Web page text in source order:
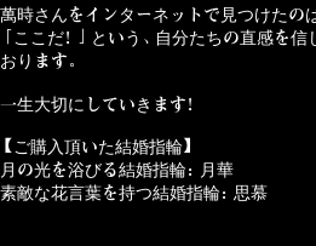
萬時さんをインターネットで見つけたの
「ここだ！」という、自分たちの直感を
おります。
一生大切にしていきます！
【ご購入頂いた結婚指輪】
月の光を浴びる結婚指輪：月華
素敵な花言葉を持つ結婚指輪：思慕